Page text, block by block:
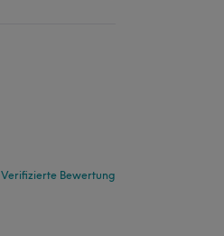
Verifizierte Bewertung